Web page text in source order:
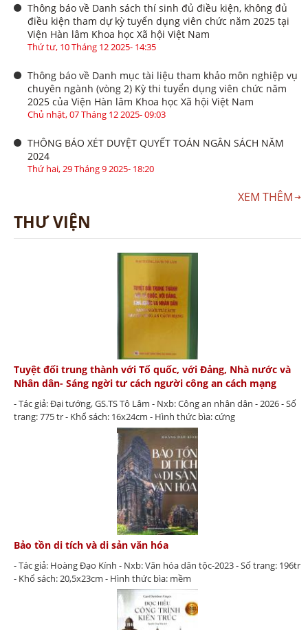
Thông báo về Danh sách thí sinh đủ điều kiện, không đủ
điều kiện tham dự kỳ tuyển dụng viên chức năm 2025 tại
Viện Hàn lâm Khoa học Xã hội Việt Nam
Thứ tư, 10 Tháng 12 2025- 14:35
Thông báo về Danh mục tài liệu tham khảo môn nghiệp vụ
chuyên ngành (vòng 2) Kỳ thi tuyển dụng viên chức năm
2025 của Viện Hàn lâm Khoa học Xã hội Việt Nam
Chủ nhật, 07 Tháng 12 2025- 09:03
THÔNG BÁO XÉT DUYỆT QUYẾT TOÁN NGÂN SÁCH NĂM
2024
Thứ hai, 29 Tháng 9 2025- 18:20
XEM THÊM
THƯ VIỆN
Tuyệt đối trung thành với Tổ quốc, với Đảng, Nhà nước và
Nhân dân- Sáng ngời tư cách người công an cách mạng
- Tác giả: Đại tướng, GS.TS Tô Lâm - Nxb: Công an nhân dân - 2026 - Số
trang: 775 tr - Khổ sách: 16x24cm - Hình thức bìa: cứng
Bảo tồn di tích và di sản văn hóa
- Tác giả: Hoàng Đạo Kính - Nxb: Văn hóa dân tộc-2023 - Số trang: 196tr
- Khổ sách: 20,5x23cm - Hình thức bìa: mềm